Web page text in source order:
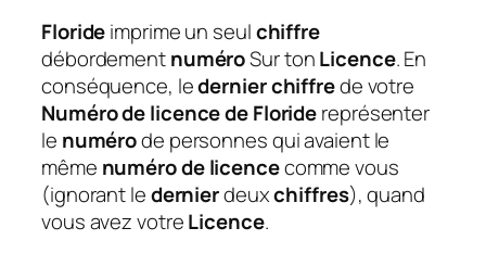
Florideimprime un seulchiffre
débordementnuméroSur tonLicence. En
conséquence, ledernier chiffrede votre
Numéro de licence de Floridereprésenter
le numérode personnes qui avaient le
même numéro de licencecomme vous
(ignorant ledernierdeuxchiffres), quand
vous avez votreLicence.